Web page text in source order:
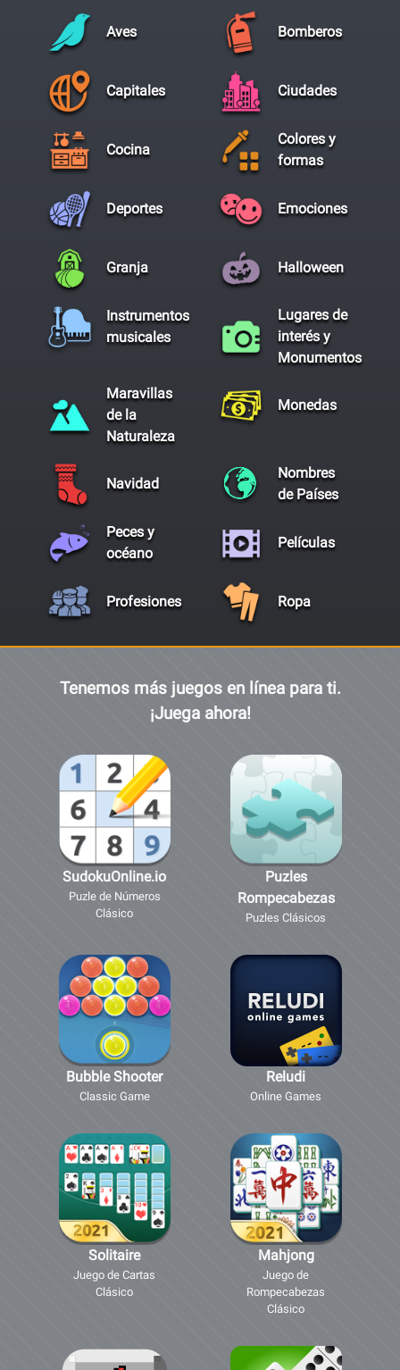
Aves Bomberos
Capitales Ciudades
Cocina
Colores y
formas
Deportes Emociones
Granja Halloween
Instrumentos
musicales
Lugares de
interés y
Monumentos
Maravillas
de la
Naturaleza
Monedas
Navidad
Nombres
de Países
Peces y
océano
Películas
Profesiones Ropa
Tenemos más juegos en línea para ti.
¡Juega ahora!
SudokuOnline.io
Puzle de Números
Clásico
Puzles
Rompecabezas
Puzles Clásicos
Bubble Shooter
Classic Game
Reludi
Online Games
Solitaire
Juego de Cartas
Clásico
Mahjong
Juego de
Rompecabezas
Clásico